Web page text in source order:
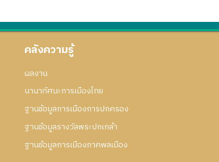
คลังความรู้
ผลงาน
นานาทัศนะการเมืองไทย
ฐานข้อมูลการเมืองการปกครอง
ฐานข้อมูลรางวัลพระปกเกล้า
ฐานข้อมูลการเมืองภาคพลเมือง